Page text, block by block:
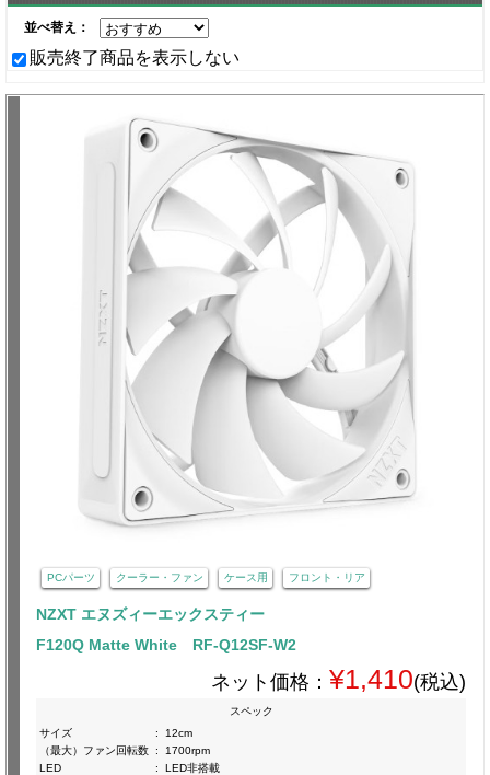
並べ替え：
販売終了商品を表示しない
PCパーツ クーラー・ファン ケース用 フロント・リア
NZXT エヌズィーエックスティー
F120Q Matte White RF-Q12SF-W2
ネット価格： ¥1,410(税込)
スペック
サイズ
:
12cm
（最大）ファン回転数 :
1700rpm
LED
:
LED非搭載